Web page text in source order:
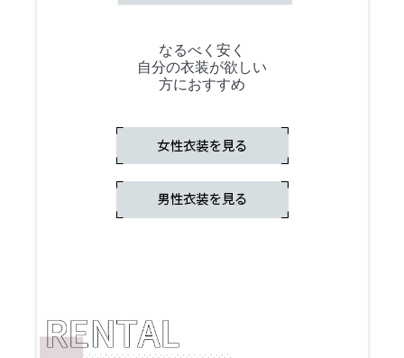
なるべく安く
自分の衣装が欲しい
方におすすめ